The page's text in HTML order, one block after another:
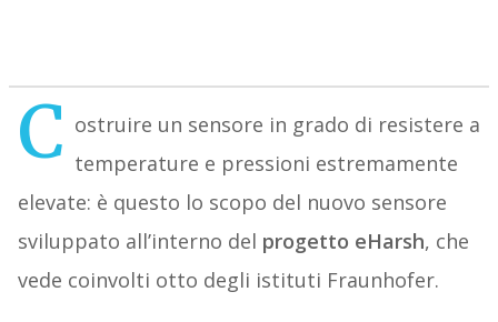
C ostruire un sensore in grado di resistere a
temperature e pressioni estremamente
elevate: è questo lo scopo del nuovo sensore
sviluppato all’interno del progetto eHarsh, che
vede coinvolti otto degli istituti Fraunhofer.